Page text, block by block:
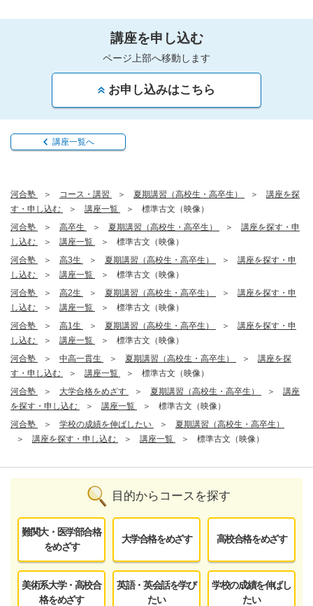
講座を申し込む
ページ上部へ移動します
お申し込みはこちら
講座一覧へ
河合塾 コース・講習 夏期講習（高校生・高卒生）
講座を探
す・申し込む
講座一覧
標準古文（映像）
河合塾
高卒生 夏期講習（高校生・高卒生）
講座を探す・申
し込む
講座一覧
標準古文（映像）
河合塾
高3生 夏期講習（高校生・高卒生）
講座を探す・申
し込む
講座一覧
標準古文（映像）
河合塾
高2生 夏期講習（高校生・高卒生）
講座を探す・申
し込む
講座一覧
標準古文（映像）
河合塾
高1生 夏期講習（高校生・高卒生）
講座を探す・申
し込む
講座一覧
標準古文（映像）
河合塾
中高一貫生 夏期講習（高校生・高卒生）
講座を探
す・申し込む
講座一覧
標準古文（映像）
河合塾
大学合格をめざす 夏期講習（高校生・高卒生）
講座
を探す・申し込む
講座一覧
標準古文（映像）
河合塾
学校の成績を伸ばしたい
夏期講習（高校生・高卒生）
講座を探す・申し込む
講座一覧 標準古文（映像）
目的からコースを探す
難関大・医学部合格
をめざす
大学合格をめざす 高校合格をめざす
美術系大学・高校合
格をめざす
英語・英会話を学び
たい
学校の成績を伸ばし
たい